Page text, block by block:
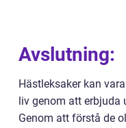
Avslutning:
Hästleksaker kan
liv genom att
Genom att förstå de